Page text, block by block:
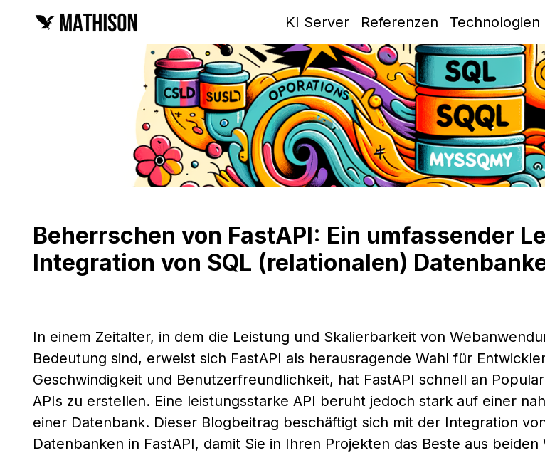
KI Server Referenzen Technologien
Beherrschen von FastAPI: Ein umfassender
Integration von SQL (relationalen)
In einem Zeitalter, in dem die Leistung und Skalierbarkeit von
Bedeutung sind, erweist sich FastAPI als herausragende Wahl für
Geschwindigkeit und Benutzerfreundlichkeit, hat FastAPI schnell an
APIs zu erstellen. Eine leistungsstarke API beruht jedoch stark auf einer
einer Datenbank. Dieser Blogbeitrag beschäftigt sich mit der Integration
Datenbanken in FastAPI, damit Sie in Ihren Projekten das Beste aus